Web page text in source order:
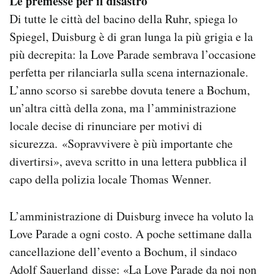
Di tutte le città del bacino della Ruhr, spiega lo
Spiegel, Duisburg è di gran lunga la più grigia e la
più decrepita: la Love Parade sembrava l’occasione
perfetta per rilanciarla sulla scena internazionale.
L’anno scorso si sarebbe dovuta tenere a Bochum,
un’altra città della zona, ma l’amministrazione
locale decise di rinunciare per motivi di
sicurezza. «Sopravvivere è più importante che
divertirsi», aveva scritto in una lettera pubblica il
capo della polizia locale Thomas Wenner.
L’amministrazione di Duisburg invece ha voluto la
Love Parade a ogni costo. A poche settimane dalla
cancellazione dell’evento a Bochum, il sindaco
Adolf Sauerland disse: «La Love Parade da noi non